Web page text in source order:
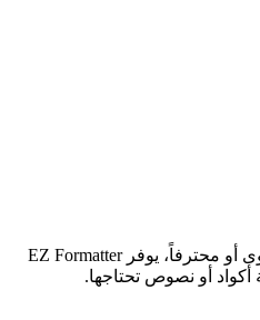
سواء كنت مطوراً أو منشئ محتوى أو محترفاً، يوفر EZ Formatter
أو نصوص تحتاجها.